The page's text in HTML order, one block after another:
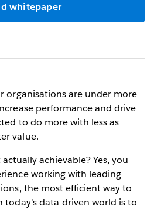
whitepaper
organisations are under more
performance and drive
to do more with less as
value.
achievable? Yes, you
working with leading
the most efficient way to
today's data-driven world is to